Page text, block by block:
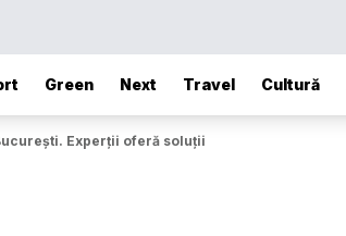
Green Next Travel Cultură
Experții oferă soluții